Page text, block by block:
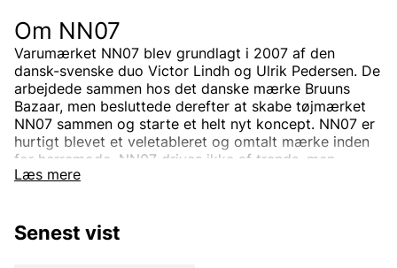
Læs mere
Om NN07
Varumærket NN07 blev grundlagt i 2007 af den
dansk-svenske duo Victor Lindh og Ulrik Pedersen. De
arbejdede sammen hos det danske mærke Bruuns
Bazaar, men besluttede derefter at skabe tøjmærket
NN07 sammen og starte et helt nyt koncept. NN07 er
hurtigt blevet et veletableret og omtalt mærke inden
for herremode. NN07 drives ikke af trends, men
designer unikke plagg med fokus på detaljer,
Hvordan opstod navnet NN07?
Senest vist